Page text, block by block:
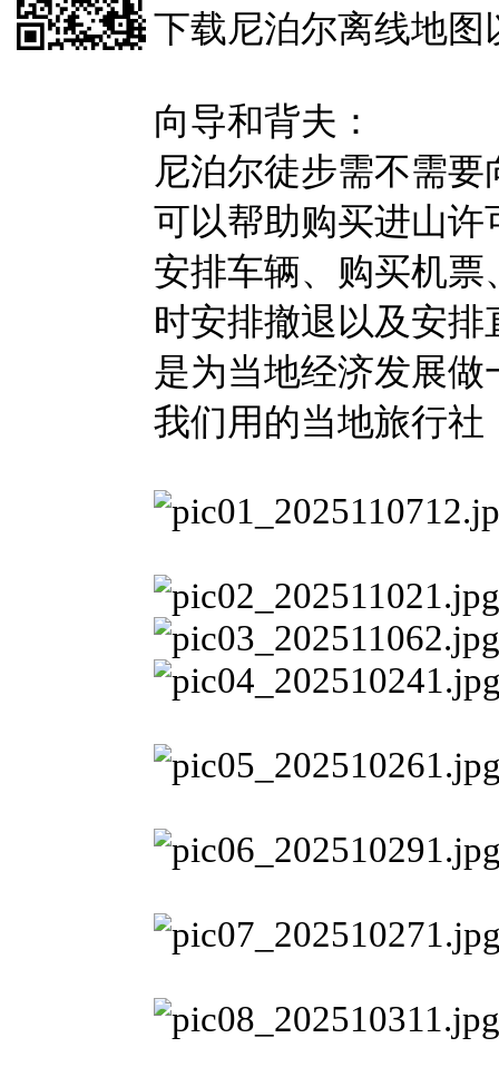
下载尼泊尔离线地
向导和背夫：
尼泊尔徒步需不需
可以帮助购买进山
安排车辆、购买机
时安排撤退以及安
是为当地经济发展
我们用的当地旅行